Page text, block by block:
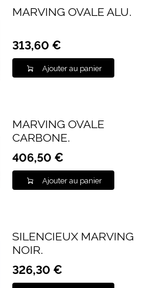
MARVING OVALE ALU.
313,60 €
Ajouter au panier
MARVING OVALE
CARBONE.
406,50 €
Ajouter au panier
SILENCIEUX MARVING
NOIR.
326,30 €